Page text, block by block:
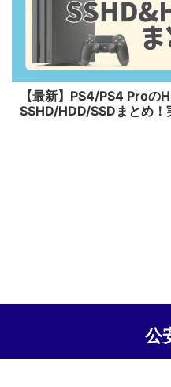
【最新】PS4/PS4 Proの
SSHD/HDD/SSDまとめ！
公